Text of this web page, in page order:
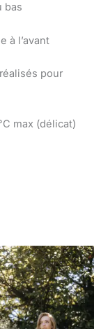
bas
à l’avant
pour
max (délicat)